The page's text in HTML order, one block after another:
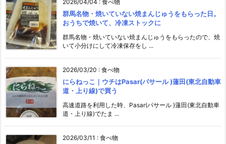
2026/04/04 : 食べ物
群馬名物・焼いていない焼まんじゅうをもらった日。
おうちで焼いて、冷凍ストックに
群馬名物・焼いていない焼まんじゅうをもらったので、焼
いて小分けにして冷凍保存をし ...
2026/03/20 : 食べ物
にらねっこ｜ウチはPasar(パサール )蓮田(東北自動車
道・上り線)で買う
高速道路を利用した時、Pasar(パサール )蓮田(東北自動車
道・上り線)でたま ...
2026/03/11 : 食べ物